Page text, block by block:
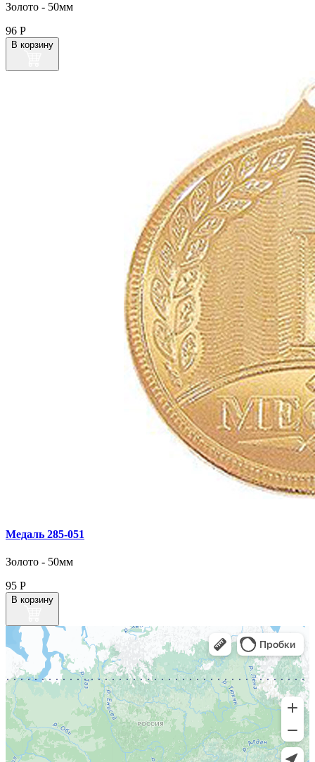
Золото - 50мм
96 Р
В корзину
Медаль 285‑051
Золото - 50мм
95 Р
В корзину